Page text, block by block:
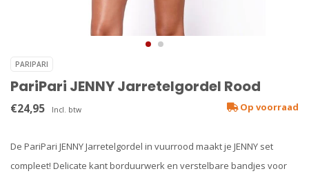
PARIPARI
PariPari JENNY Jarretelgordel Rood
€24,95 Incl. btw Op voorraad
De PariPari JENNY Jarretelgordel in vuurrood maakt je JENNY set
compleet! Delicate kant borduurwerk en verstelbare bandjes voor